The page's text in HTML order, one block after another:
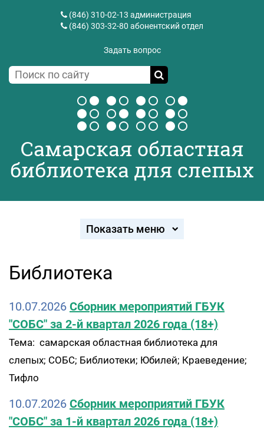
(846) 310-02-13 администрация
(846) 303-32-80 абонентский отдел
Задать вопрос
Самарская областная
библиотека для слепых
Показать меню
Библиотека
10.07.2026 Сборник мероприятий ГБУК
"СОБС" за 2-й квартал 2026 года (18+)
Тема: самарская областная библиотека для
слепых; СОБС; Библиотеки; Юбилей; Краеведение;
Тифло
10.07.2026 Сборник мероприятий ГБУК
"СОБС" за 1-й квартал 2026 года (18+)